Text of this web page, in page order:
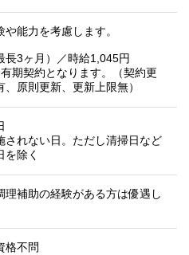
能力を考慮します。
長3ヶ月）／時給1,045円
期契約となります。（契約更
、原則更新、更新上限無）
れない日。ただし清掃日など
を除く
理補助の経験がある方は優遇し
格不問